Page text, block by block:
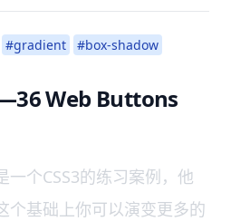
#gradient
#box-shadow
Web Buttons
一个CSS3的练习案例，他
个基础上你可以演变更多的